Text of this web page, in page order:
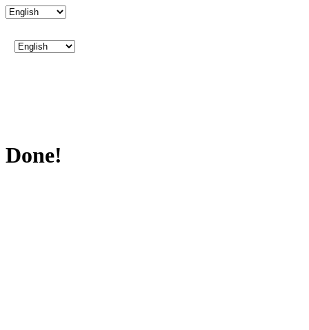
Done!